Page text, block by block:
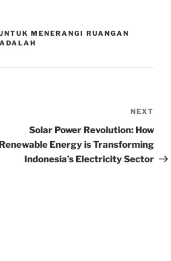
MENERANGI RUANGAN
Post
NEXT
Solar Power Revolution: How
Renewable Energy is Transforming
Indonesia’s Electricity Sector